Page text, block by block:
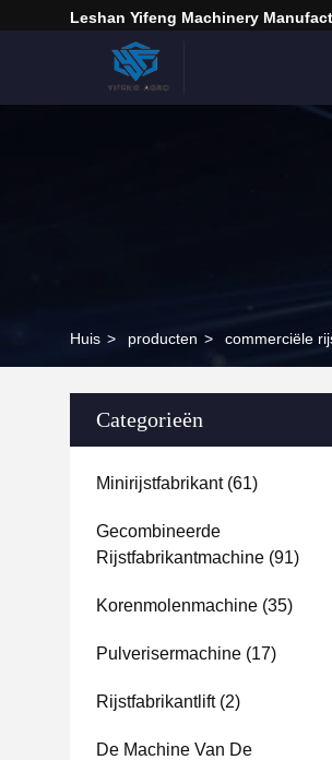
Leshan Yifeng Machinery
Huis > producten > commerciële
Categorieën
Minirijstfabrikant(61)
Gecombineerde
Rijstfabrikantmachine (91)
Korenmolenmachine (35)
Pulverisermachine (17)
Rijstfabrikantlift(2)
De Machine Van De